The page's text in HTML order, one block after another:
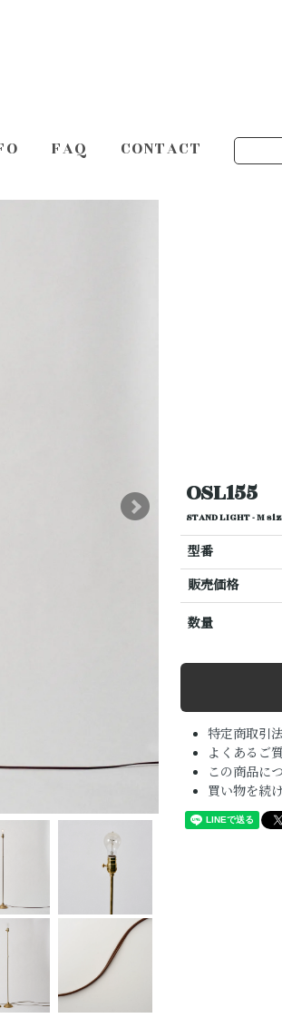
FAQ CONTACT
OSL155
STAND LIGHT - M
型番
販売価格
数量
特定商取引
よくあるご
この商品に
買い物を続